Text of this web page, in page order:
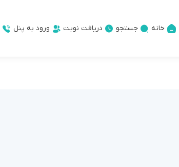
خانه جستجو دریافت نوبت ورود به پنل